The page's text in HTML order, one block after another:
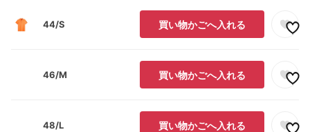
44/S 買い物かごへ入れる
46/M 買い物かごへ入れる
48/L 買い物かごへ入れる